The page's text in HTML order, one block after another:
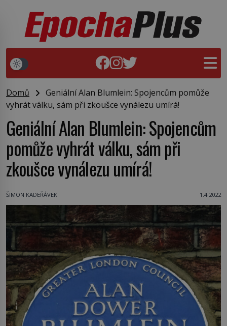
Domů
Geniální Alan Blumlein: Spojencům pomůže
vyhrát válku, sám při zkoušce vynálezu umírá!
Geniální Alan Blumlein: Spojencům
pomůže vyhrát válku, sám při
zkoušce vynálezu umírá!
ŠIMON KADEŘÁVEK 1.4.2022